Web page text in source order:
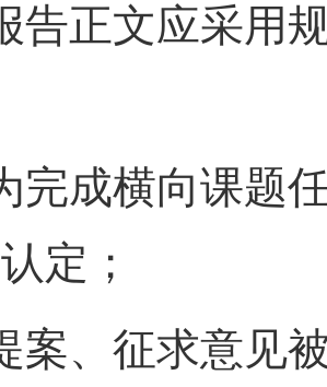
告正文应采用
完成横向课题
定；
案、征求意见